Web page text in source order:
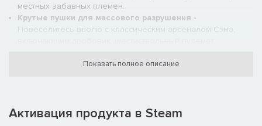
местных забавных племен.
Крутые пушки для массового разрушения -
Повеселитесь вволю с классическим арсеналом Сэма,
таким как клодовик. Также, впервые у вас есть
взрывом на куски!
Мощные турели и сумасшедшие поездки -
Показать полное описание
Активация продукта в Steam